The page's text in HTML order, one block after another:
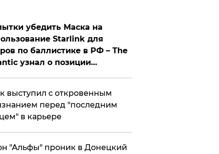
убедить Маска на
Starlink для
по баллистике в РФ – The
узнал о позиции
выступил с откровенным
перед "последним
в карьере
"Альфы" проник в Донецкий